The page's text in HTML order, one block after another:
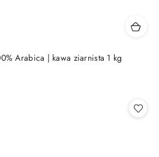
Arabica | kawa ziarnista 1 kg